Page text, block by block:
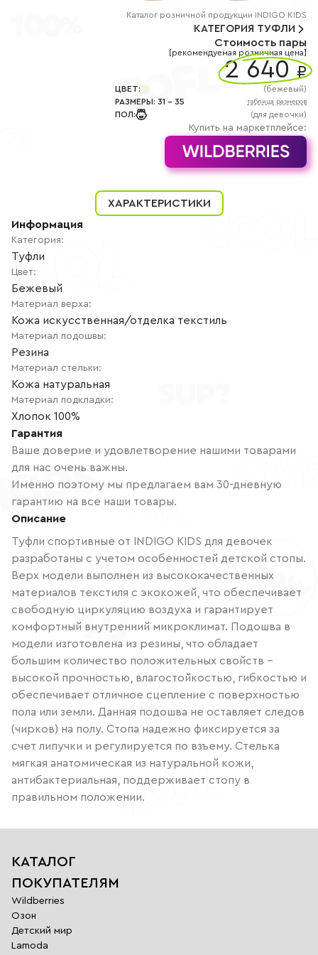
АВТОРИЗАЦИЯ
РЕГИСТРАЦИЯ
Каталог розничной продукции INDIGO KIDS
КАТЕГОРИЯ ТУФЛИ
Стоимость пары
[рекомендуемая розничная цена]
2 640 ₽
ЦВЕТ: (бежевый)
РАЗМЕРЫ: 31 - 35 таблица размеров
ПОЛ: (для девочки)
Купить на маркетплейсе:
ХАРАКТЕРИСТИКИ
Информация
Категория:
Туфли
Цвет:
Бежевый
Материал верха:
Кожа искусственная/отделка текстиль
Материал подошвы:
Резина
Материал стельки:
Кожа натуральная
Материал подкладки:
Хлопок 100%
Гарантия
Ваше доверие и удовлетворение нашими товарами
для нас очень важны.
Именно поэтому мы предлагаем вам 30-дневную
гарантию на все наши товары.
Описание
Туфли спортивные от INDIGO KIDS для девочек
разработаны с учетом особенностей детской стопы.
Верх модели выполнен из высококачественных
материалов текстиля с экокожей, что обеспечивает
свободную циркуляцию воздуха и гарантирует
комфортный внутренний микроклимат. Подошва в
модели изготовлена из резины, что обладает
большим количество положительных свойств –
высокой прочностью, влагостойкостью, гибкостью и
обеспечивает отличное сцепление с поверхностью
пола или земли. Данная подошва не оставляет следов
(чирков) на полу. Стопа надежно фиксируется за
счет липучки и регулируется по взъему. Стелька
мягкая анатомическая из натуральной кожи,
антибактериальная, поддерживает стопу в
правильном положении.
КАТАЛОГ
ПОКУПАТЕЛЯМ
Wildberries
Озон
Детский мир
Lamoda